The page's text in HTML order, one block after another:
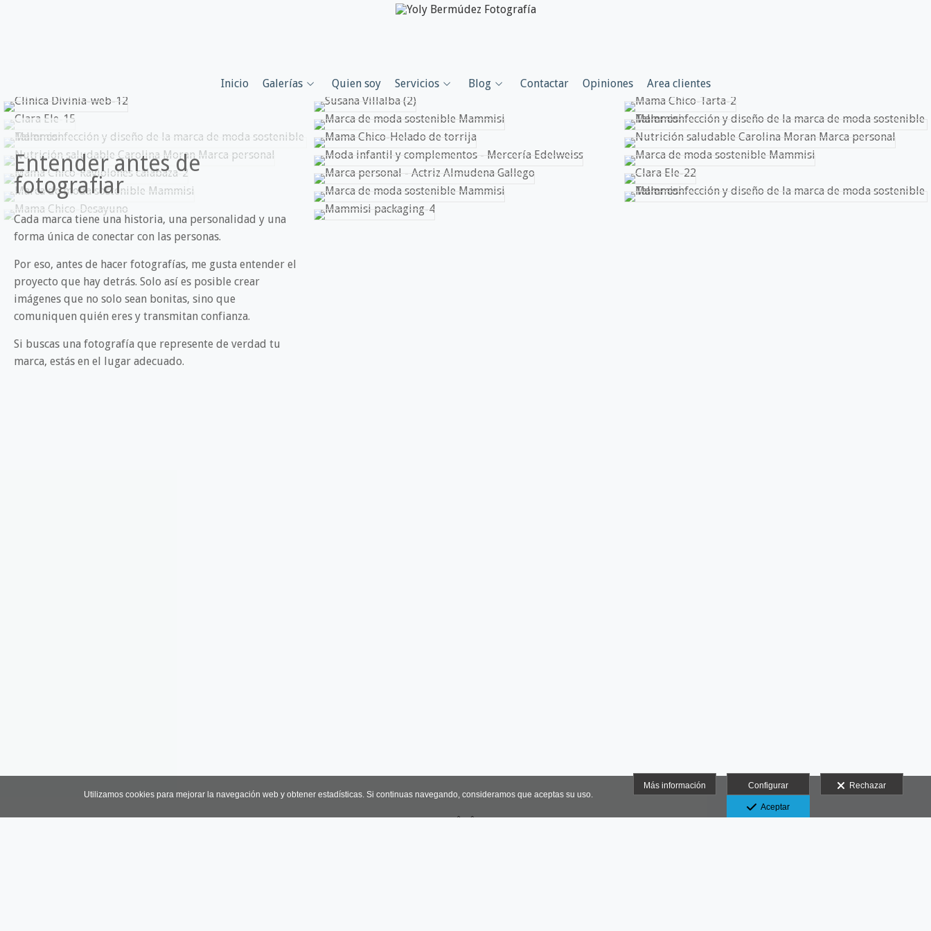
Inicio Galerías Quien soy Servicios Blog Contactar Opiniones Area clientes
Entender antes de
fotografiar
Cada marca tiene una historia, una personalidad y una
forma única de conectar con las personas.
Por eso, antes de hacer fotografías, me gusta entender el
proyecto que hay detrás. Solo así es posible crear
imágenes que no solo sean bonitas, sino que
comuniquen quién eres y transmitan confianza.
Si buscas una fotografía que represente de verdad tu
marca, estás en el lugar adecuado.
Utilizamos cookies para mejorar la navegación web y obtener estadísticas. Si continuas navegando, consideramos que aceptas su uso.
Más información Configurar Rechazar
Aceptar